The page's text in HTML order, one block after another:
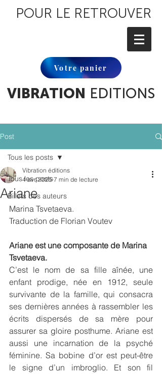
POUR LE RETROUVER
Votre panier
VIBRATION EDITIONS
Post
Tous les posts
Billets des auteurs
Tous les posts
Ariane
Vibration éditions
4 avr. 2025 7 min de lecture
Marina Tsvetaeva.
Traduction de Florian Voutev
Ariane est une composante de Marina
Tsvetaeva.
C’est le nom de sa fille aînée, une
enfant prodige, née en 1912, seule
survivante de la famille, qui consacra
ses dernières années à rassembler les
écrits dispersés de sa mère pour
assurer sa gloire posthume. Ariane est
aussi une incarnation de la psyché
féminine. Sa bobine d’or est peut-être
le signe d’un imbroglio. Et son fil